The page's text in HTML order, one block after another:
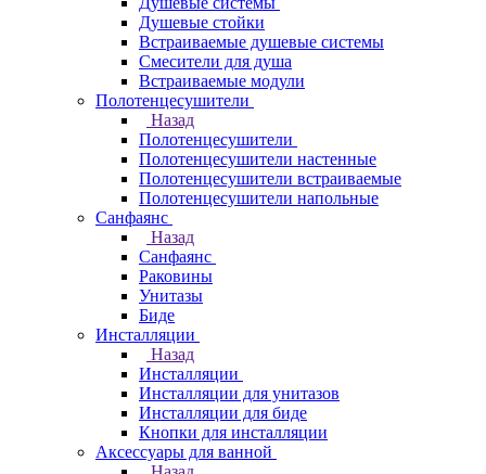
Душевые стойки
Встраиваемые душевые системы
Смесители для душа
Встраиваемые модули
Полотенцесушители
Назад
Полотенцесушители
Полотенцесушители настенные
Полотенцесушители встраиваемые
Полотенцесушители напольные
Санфаянс
Назад
Санфаянс
Раковины
Унитазы
Биде
Инсталляции
Назад
Инсталляции
Инсталляции для унитазов
Инсталляции для биде
Кнопки для инсталляции
Аксессуары для ванной